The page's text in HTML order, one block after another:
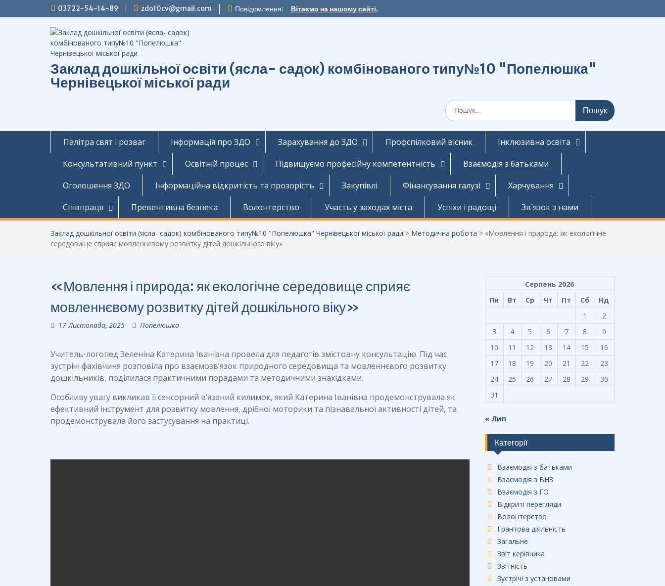
до
03722-54-14-89 zdo10cv@gmail.com Повідомлення: Вітаємо на нашому сайті.
Заклад дошкільної освіти (ясла- садок) комбінованого типу№10 "Попелюшка"
Чернівецької міської ради
Шукати:
Палітра свят і розваг Інформація про ЗДО Зарахування до ЗДО Профспілковий вісник
Інклюзивна освіта
Консультативний пункт
Освітній процес Підвищуємо професійну компетентність
Взаємодія з батьками
Оголошення ЗДО
Інформаційна відкритість та прозорість Закупівлі Фінансування галузі
Харчування
Співпраця
Превентивна безпека Волонтерство Участь у заходах міста Успіхи і радощі Зв`язок з нами
Заклад дошкільної освіти (ясла- садок) комбінованого типу№10 "Попелюшка" Чернівецької міської ради > Методична робота > «Мовлення і природа: як екологічне
середовище сприяє мовленнєвому розвитку дітей дошкільного віку»
«Мовлення і природа: як екологічне середовище сприяє
мовленнєвому розвитку дітей дошкільного віку»
17 Листопада, 2025 Попелюшка
Учитель-логопед Зеленіна Катерина Іванівна провела для педагогів змістовну консультацію. Під час
зустрічі фахівчиня розповіла про взаємозв’язок природного середовища та мовленнєвого розвитку
дошкільників, поділилася практичними порадами та методичними знахідками.
Особливу увагу викликав її сенсорний в’язаний килимок, який Катерина Іванівна продемонструвала як
ефективний інструмент для розвитку мовлення, дрібної моторики та пізнавальної активності дітей, та
продемонструвала його застусування на практиці.
Серпень 2026
Пн
Вт Ср Чт Пт Сб
Нд
1
2
3
4 5 6 7 8
9
10
11 12 13 14 15
16
17
18 19 20 21 22
23
24
25 26 27 28 29
30
31
« Лип
Категорії
Взаємодія з батьками
Взаємодія з ВНЗ
Взаємодія з ГО
Відкриті перегляди
Волонтерство
Грантова діяльність
Загальне
Звіт керівника
Звітність
Зустрічі з установами